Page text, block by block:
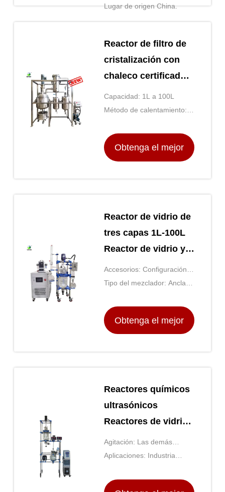
Lugar de origen China.
precio
Reactor de filtro de
cristalización con
chaleco certificado
por CE
personalizado para
óptima
Capacidad: 1L a 100L
Método de calentamiento:
eléctrica
Obtenga el mejor
Reactor de vidrio de
tres capas 1L-100L
Reactor de vidrio y
acero inoxidable
Accesorios: Configuración
de condensador, reflujo o
Tipo del mezclador: Ancla,
Obtenga el mejor
Reactores químicos
ultrasónicos
Reactores de vidrio
y acero inoxidable
TOPTION
Agitación: Las demás
máquinas de la partida
Aplicaciones: Industria
biotecnológica